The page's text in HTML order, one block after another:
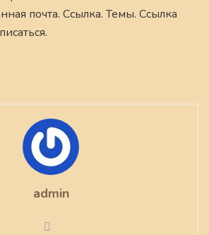
почта. Ссылка. Темы. Ссылка
admin